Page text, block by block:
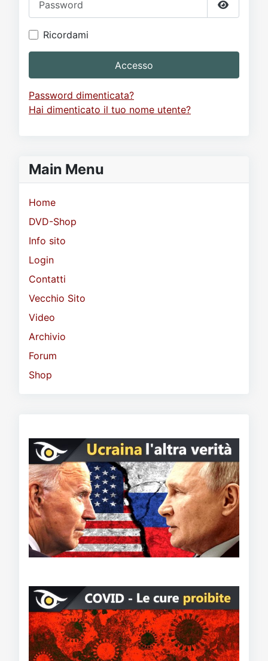
Mostra
Ricordami
Accesso
Password dimenticata?
Hai dimenticato il tuo nome utente?
Main Menu
Home
DVD-Shop
Info sito
Login
Contatti
Vecchio Sito
Video
Archivio
Forum
Shop